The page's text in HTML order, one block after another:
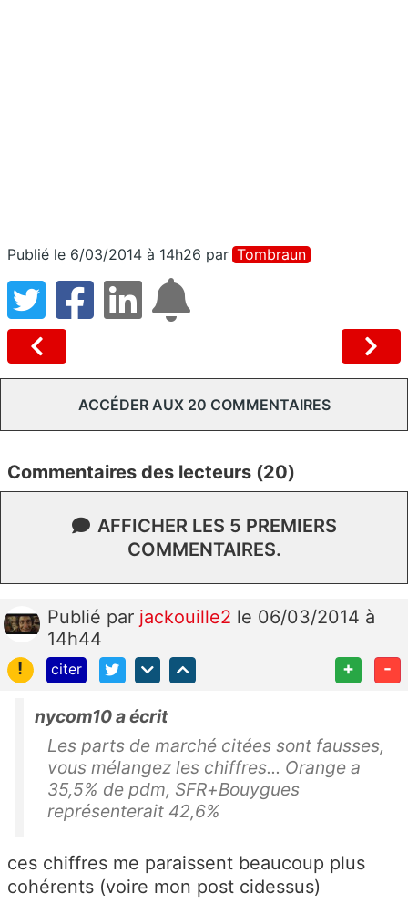
Publié le 6/03/2014 à 14h26 par Tombraun
ACCÉDER AUX 20 COMMENTAIRES
Commentaires des lecteurs (20)
AFFICHER LES 5 PREMIERS
COMMENTAIRES.
Publié par jackouille2 le 06/03/2014 à
14h44
!
citer + -
nycom10 a écrit
Les parts de marché citées sont fausses,
vous mélangez les chiffres... Orange a
35,5% de pdm, SFR+Bouygues
représenterait 42,6%
ces chiffres me paraissent beaucoup plus
cohérents (voire mon post cidessus)